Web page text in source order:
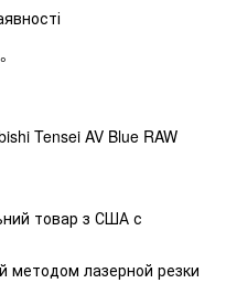
Tensei AV Blue RAW
товар з США с
методом лазерной резки